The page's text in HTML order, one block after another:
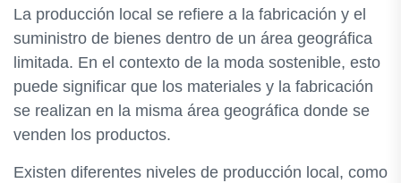
La producción local se refiere a la fabricación y el
suministro de bienes dentro de un área geográfica
limitada. En el contexto de la moda sostenible, esto
puede significar que los materiales y la fabricación
se realizan en la misma área geográfica donde se
venden los productos.
Existen diferentes niveles de producción local, como